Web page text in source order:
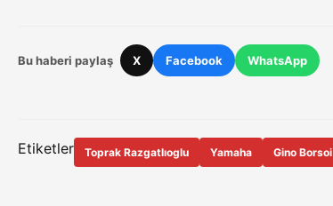
Bu haberi paylaş X Facebook WhatsApp
Etiketler Toprak Razgatlıoglu Yamaha Gino Borsoi